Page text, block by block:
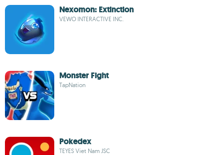
Nexomon: Extinction
VEWO INTERACTIVE INC.
Monster Fight
TapNation
Pokedex
TEYES Viet Nam JSC